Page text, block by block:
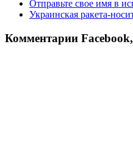
Отправьте свое имя в
Украинская ракета-
Комментарии